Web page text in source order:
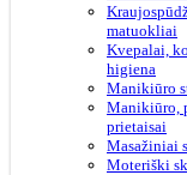
matuokliai
Kvepalai,
higiena
Manikiūro
Manikiūro,
prietaisai
Masažiniai
Moteriški